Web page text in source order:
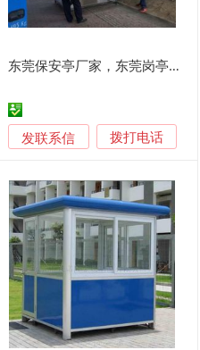
东莞保安亭厂家，东莞岗亭厂家，小区物业值班岗亭定制
发联系信 拨打电话